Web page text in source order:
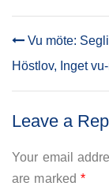
POST
Vu möte:
Höstlov, Inget
Leave a
Your email
are marked*